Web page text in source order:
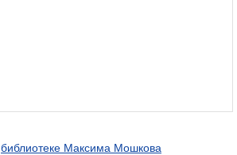
библиотеке Максима Мошкова